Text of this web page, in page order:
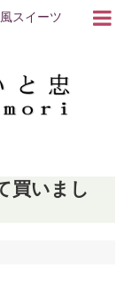
スイーツ
買いまし